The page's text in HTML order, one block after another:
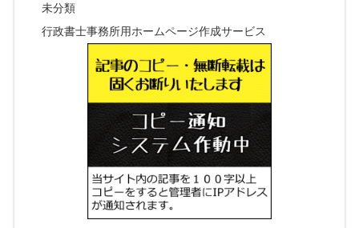
未分類
行政書士事務所用ホームページ作成サービス